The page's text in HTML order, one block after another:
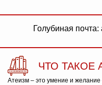
Голубиная
ЧТО ТАКОЕ
Атеизм – это умение и желание